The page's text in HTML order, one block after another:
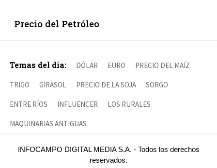
Precio del Petróleo
Temas del día: DÓLAR EURO PRECIO DEL MAÍZ
TRIGO GIRASOL PRECIO DE LA SOJA SORGO
ENTRE RÍOS INFLUENCER LOS RURALES
MAQUINARIAS ANTIGUAS
INFOCAMPO DIGITAL MEDIA S.A. - Todos los derechos
reservados.